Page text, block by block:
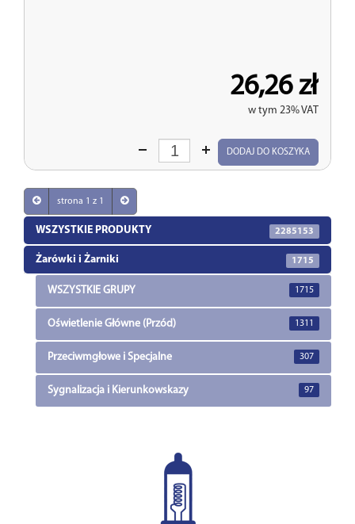
26,26 zł
w tym 23% VAT
Wprowadź
DODAJ DO KOSZYKA
strona 1 z 1
WSZYSTKIE PRODUKTY 2285153
Żarówki i Żarniki 1715
WSZYSTKIE GRUPY 1715
Oświetlenie Główne (Przód) 1311
Przeciwmgłowe i Specjalne 307
Sygnalizacja i Kierunkowskazy 97